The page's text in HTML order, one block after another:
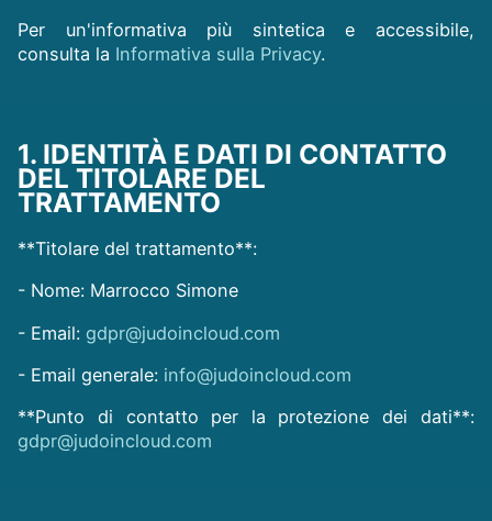
Per un'informativa più sintetica e accessibile,
consulta la Informativa sulla Privacy.
1. IDENTITÀ E DATI DI CONTATTO
DEL TITOLARE DEL
TRATTAMENTO
**Titolare del trattamento**:
- Nome: Marrocco Simone
- Email: gdpr@judoincloud.com
- Email generale: info@judoincloud.com
**Punto di contatto per la protezione dei dati**:
gdpr@judoincloud.com